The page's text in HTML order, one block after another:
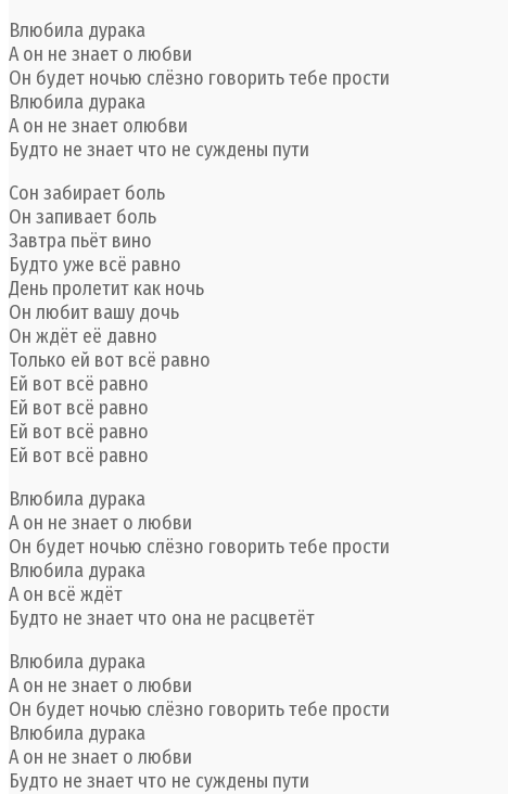
Влюбила дурака
А он не знает о любви
Он будет ночью слёзно говорить тебе прости
Влюбила дурака
А он не знает олюбви
Будто не знает что не суждены пути
Сон забирает боль
Он запивает боль
Завтра пьёт вино
Будто уже всё равно
День пролетит как ночь
Он любит вашу дочь
Он ждёт её давно
Только ей вот всё равно
Ей вот всё равно
Ей вот всё равно
Ей вот всё равно
Ей вот всё равно
Влюбила дурака
А он не знает о любви
Он будет ночью слёзно говорить тебе прости
Влюбила дурака
А он всё ждёт
Будто не знает что она не расцветёт
Влюбила дурака
А он не знает о любви
Он будет ночью слёзно говорить тебе прости
Влюбила дурака
А он не знает о любви
Будто не знает что не суждены пути